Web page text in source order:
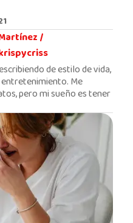
/
de estilo de vida,
Me
pero mi sueño es tener